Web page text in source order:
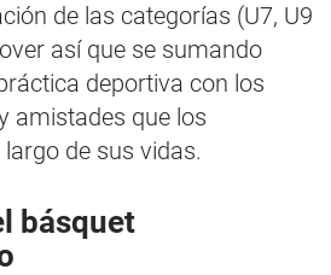
de las categorías (U7, U9
así que se sumando
deportiva con los
amistades que los
de sus vidas.
básquet